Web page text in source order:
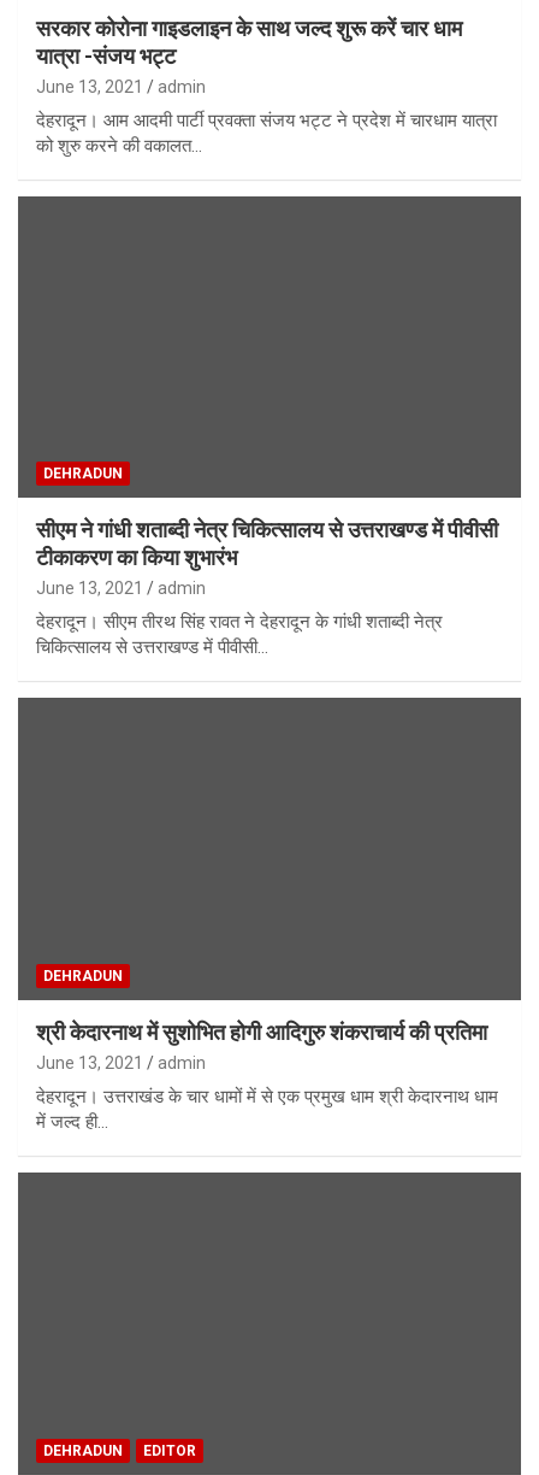
सरकार कोरोना गाइडलाइन के साथ जल्द शुरू करें चार धाम
यात्रा -संजय भट्ट
June 13, 2021 admin
देहरादून। आम आदमी पार्टी प्रवक्ता संजय भट्ट ने प्रदेश में चारधाम यात्रा
को शुरु करने की वकालत…
DEHRADUN
सीएम ने गांधी शताब्दी नेत्र चिकित्सालय से उत्तराखण्ड में पीवीसी
टीकाकरण का किया शुभारंभ
June 13, 2021 admin
देहरादून। सीएम तीरथ सिंह रावत ने देहरादून के गांधी शताब्दी नेत्र
चिकित्सालय से उत्तराखण्ड में पीवीसी…
DEHRADUN
श्री केदारनाथ में सुशोभित होगी आदिगुरु शंकराचार्य की प्रतिमा
June 13, 2021 admin
देहरादून। उत्तराखंड के चार धामों में से एक प्रमुख धाम श्री केदारनाथ धाम
में जल्द ही…
DEHRADUN EDITOR